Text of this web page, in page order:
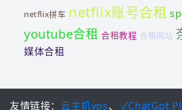
netflix拼车 netflix账号合租
youtube合租 合租教程 合租网站
媒体合租
友情链接： 云主机vps、 ✓ChatGpt